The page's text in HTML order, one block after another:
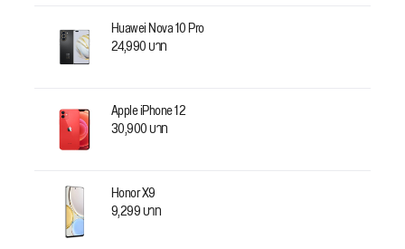
Huawei Nova 10 Pro
24,990 บาท
Apple iPhone 12
30,900 บาท
Honor X9
9,299 บาท